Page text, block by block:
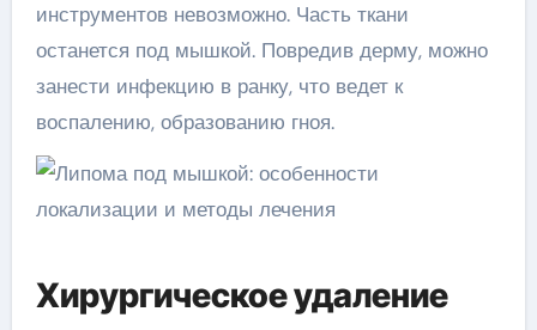
инструментов невозможно. Часть ткани
останется под мышкой. Повредив дерму, можно
занести инфекцию в ранку, что ведет к
воспалению, образованию гноя.
Хирургическое удаление